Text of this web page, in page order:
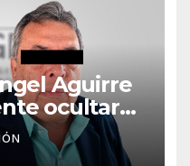
Aguirre
ocultar